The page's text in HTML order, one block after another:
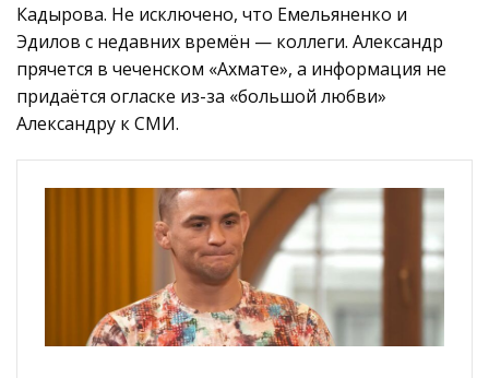
Кадырова. Не исключено, что Емельяненко и
Эдилов с недавних времён — коллеги. Александр
прячется в чеченском «Ахмате», а информация не
придаётся огласке из-за «большой любви»
Александру к СМИ.